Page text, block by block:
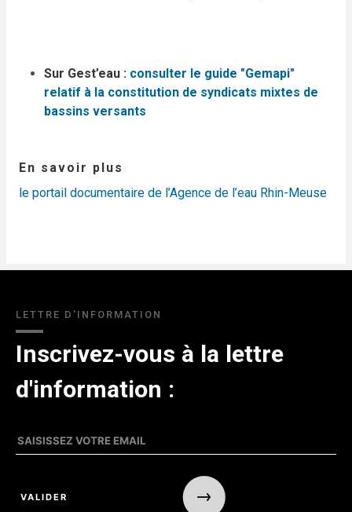
Sur Gest’eau : consulter le guide "Gemapi"
relatif à la constitution de syndicats mixtes de
bassins versants
En savoir plus
le portail documentaire de l’Agence de l’eau Rhin-Meuse
LETTRE D'INFORMATION
Inscrivez-vous à la lettre
d'information :